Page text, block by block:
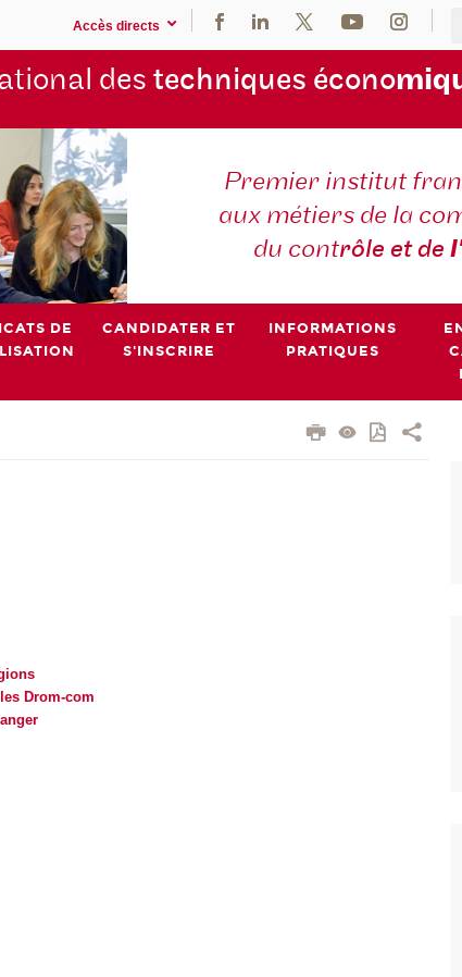
Accès directs
des techniques écono
Premier institut
aux métiers de la
du contrôle et de
DE
CANDIDATER ET
S'INSCRIRE
INFORMATIONS
PRATIQUES
Drom-com